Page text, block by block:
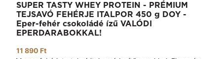
SUPER TASTY WHEY PROTEIN - PRÉMIUM
TEJSAVÓ FEHÉRJE ITALPOR 450 g DOY -
Eper-fehér csokoládé ízű VALÓDI
EPERDARABOKKAL!
11 890 Ft